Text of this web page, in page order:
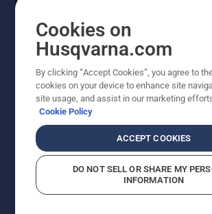
© Husqvarna AB (publ). All rights
som visas är rekommenderade
priser är rekommenderade
moms) om inte produkten är tillgänglig
CookiepolicyAnvändningsvillkor
Rapportera
Cookies on
Husqvarna.com
By clicking “Accept Cookies”, you agree to
cookies on your device to enhance site
site usage, and assist in our marketing
Cookie Policy
ACCEPT COOKIES
DO NOT SELL OR SHARE MY
INFORMATION